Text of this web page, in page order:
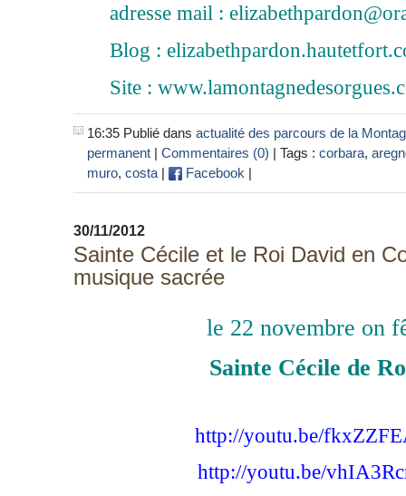
adresse mail :
Blog :
Site :
16:35 Publié dans actualité des parcours de la
permanent | Commentaires (0) | Tags : corbara,
muro, costa | Facebook |
30/11/2012
Sainte Cécile et le Roi David en
musique sacrée
le 22 novembre on
Sainte Cécile de
http://youtu.be/
http://youtu.be/